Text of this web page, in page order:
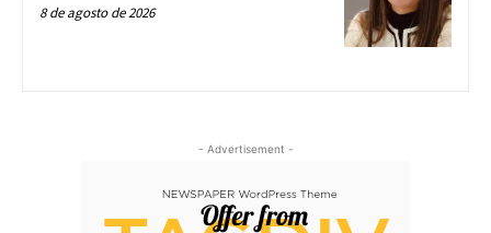
8 de agosto de 2026
- Advertisement -